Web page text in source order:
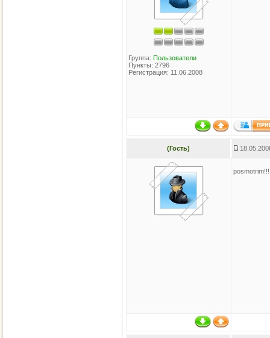
Группа: Пользователи
Пункты: 2796
Регистрация: 11.06.2008
(Гость)